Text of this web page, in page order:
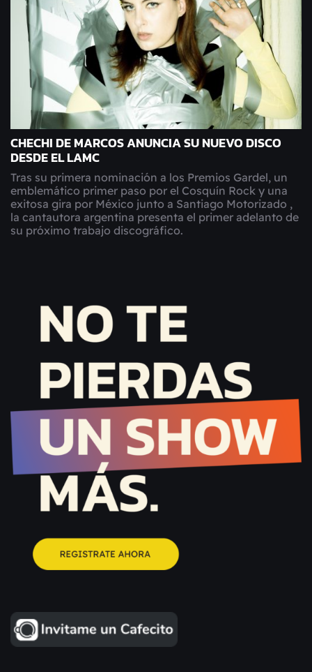
CHECHI DE MARCOS ANUNCIA SU NUEVO DISCO
DESDE EL LAMC
Tras su primera nominación a los Premios Gardel, un
emblemático primer paso por el Cosquín Rock y una
exitosa gira por México junto a Santiago Motorizado ,
la cantautora argentina presenta el primer adelanto de
su próximo trabajo discográfico.